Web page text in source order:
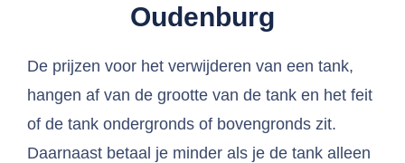
Oudenburg
De prijzen voor het verwijderen van een tank,
hangen af van de grootte van de tank en het feit
of de tank ondergronds of bovengronds zit.
Daarnaast betaal je minder als je de tank alleen